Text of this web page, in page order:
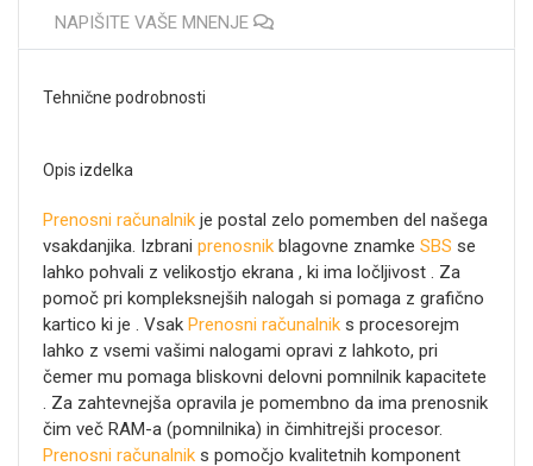
NAPIŠITE VAŠE MNENJE
Tehnične podrobnosti
Opis izdelka
Prenosni računalnik je postal zelo pomemben del našega
vsakdanjika. Izbrani prenosnik blagovne znamke SBS se
lahko pohvali z velikostjo ekrana , ki ima ločljivost . Za
pomoč pri kompleksnejših nalogah si pomaga z grafično
kartico ki je . Vsak Prenosni računalnik s procesorejm
lahko z vsemi vašimi nalogami opravi z lahkoto, pri
čemer mu pomaga bliskovni delovni pomnilnik kapacitete
. Za zahtevnejša opravila je pomembno da ima prenosnik
čim več RAM-a (pomnilnika) in čimhitrejši procesor.
Prenosni računalnik s pomočjo kvalitetnih komponent